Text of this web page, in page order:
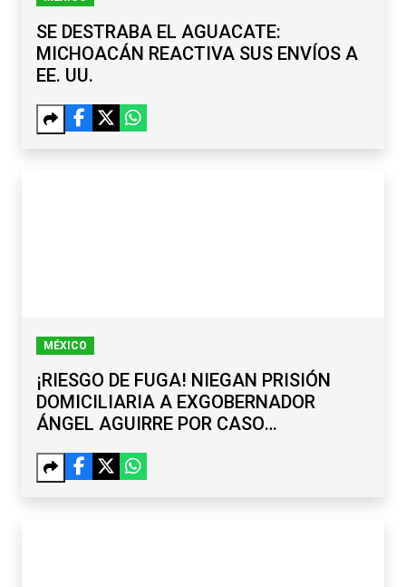
SE DESTRABA EL AGUACATE:
MICHOACÁN REACTIVA SUS ENVÍOS A
EE. UU.
MÉXICO
¡RIESGO DE FUGA! NIEGAN PRISIÓN
DOMICILIARIA A EXGOBERNADOR
ÁNGEL AGUIRRE POR CASO